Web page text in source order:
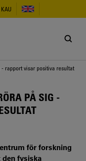
rapport visar positiva resultat
PÅ SIG -
för forskning
den fysiska